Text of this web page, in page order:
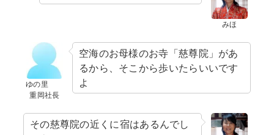
みほ
ゆの里
重岡社長
空海のお母様のお寺「慈尊院」があ
るから、そこから歩いたらいいです
よ
その慈尊院の近くに宿はあるんでし